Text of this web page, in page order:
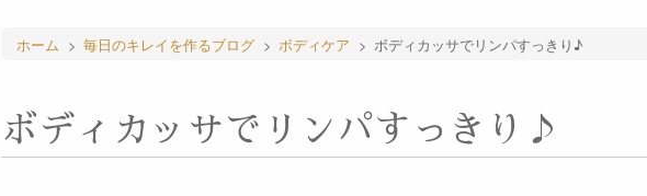
ホーム > 毎日のキレイを作るブログ > ボディケア > ボディカッサでリンパすっきり♪
ボディカッサでリンパすっきり♪